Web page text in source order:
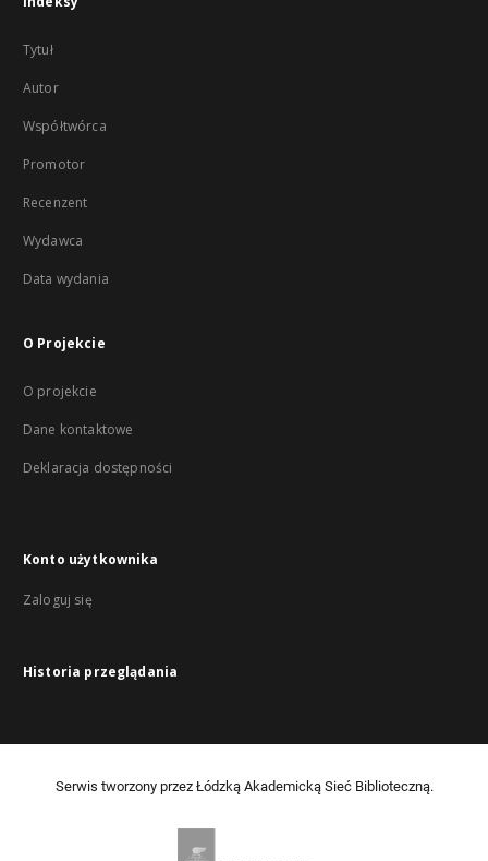
Tytuł
Autor
Współtwórca
Promotor
Recenzent
Wydawca
Data wydania
O Projekcie
O projekcie
Dane kontaktowe
Deklaracja dostępności
Konto użytkownika
Zaloguj się
Historia przeglądania
Serwis tworzony przez Łódzką Akademicką Sieć Biblioteczną.